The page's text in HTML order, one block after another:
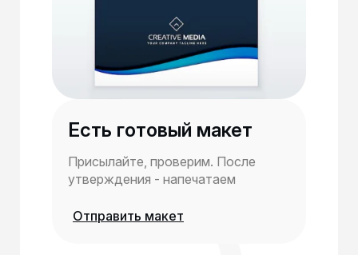
Есть готовый макет
Присылайте, проверим. После
утверждения - напечатаем
Отправить макет